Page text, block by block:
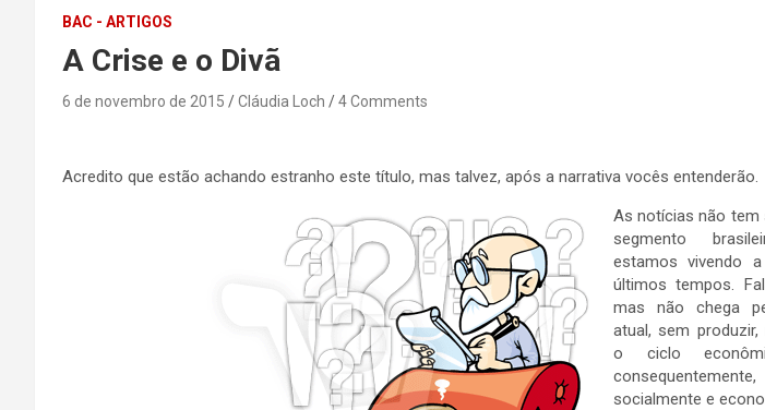
BAC - ARTIGOS
A Crise e o Divã
6 de novembro de 2015 Cláudia Loch 4 Comments
Acredito que estão achando estranho este título, mas talvez, após a narrativa vocês entenderão.
As notícias não tem
segmento
estamos vivendo
últimos tempos.
mas não chega
atual, sem
o ciclo
socialmente e